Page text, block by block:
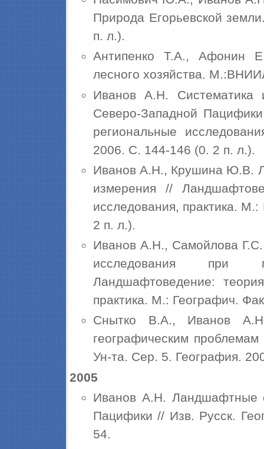
Природа Егорьевской
п. л.).
Антипенко Т.А., Афонин
лесного хозяйства.
Иванов А.Н. Систематика
Северо-Западной
региональные
2006. С. 144-146 (0. 2 п. л.).
Иванов А.Н., Крушина Ю.В.
измерения //
исследования, практика.
2 п. л.).
Иванов А.Н., Самойлова
исследования при
Ландшафтоведение:
практика. М.: Географич.
Снытко В.А., Иванов
географическим
Ун-та. Сер. 5. География.
2005
Иванов А.Н. Ландшафтные
Пацифики // Изв. Русск.
54.